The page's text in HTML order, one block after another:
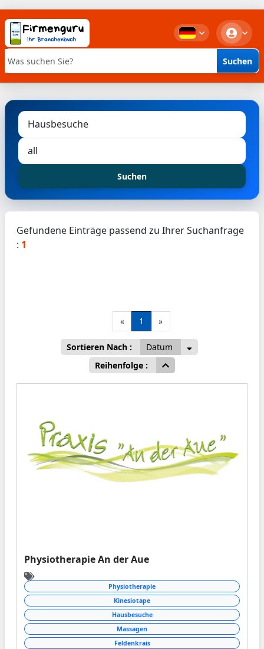
Stichwortsuche Suchen
Suchen
Gefundene Einträge passend zu Ihrer Suchanfrage
: 1
« 1 »
Sortieren Nach :
Datum
Reihenfolge :
Physiotherapie An der Aue
Physiotherapie
Kinesiotape
Hausbesuche
Massagen
Feldenkrais